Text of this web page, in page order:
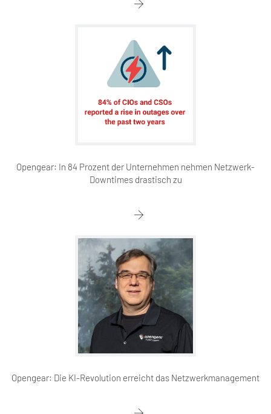
Opengear: In 84 Prozent der Unternehmen nehmen Netzwerk-
Downtimes drastisch zu
Opengear: Die KI-Revolution erreicht das Netzwerkmanagement